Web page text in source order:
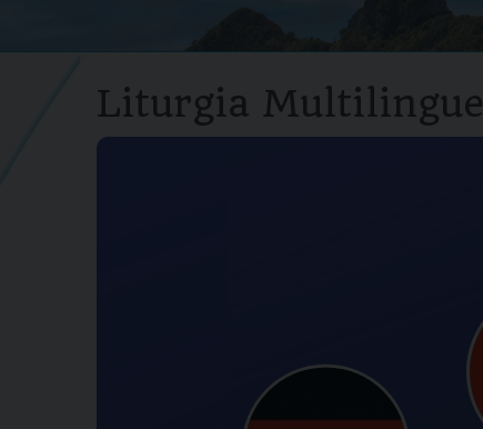
Liturgia Multilingue